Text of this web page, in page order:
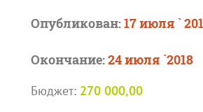
Опубликован:17 июля `
Окончание:24 июля `2018
Бюджет: 270 000,00